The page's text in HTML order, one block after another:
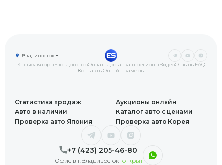
КалькуляторыБлогДоговорОплатаДоставка в регионыВидеоОтзывыFAQ
КонтактыОнлайн камеры
Владивосток
+7 (423) 205-46-80
Офис в г.Владивосток открыт
Статистика продаж
Аукционы онлайн
Авто в наличии
Каталог авто с ценами
Проверка авто Япония
Проверка авто Корея